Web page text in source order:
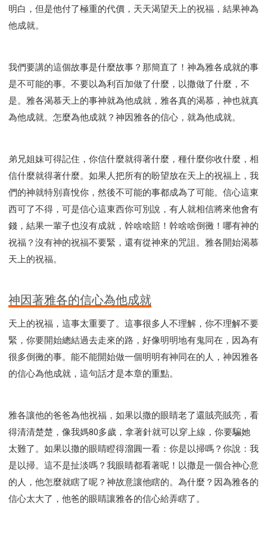
明白，但是他付了極重的代價，天天渴望天上的祝福，結果神為
他成就。
我們要講的這個故事是什麼故事？那簡直了！神為雅各成就的事
是不可能的事。不要以為利百加做了什麼，以撒做了什麼，不
是。雅各渴慕天上的事神就為他成就，雅各真的渴慕，神也就真
為他成就。怎麼為他成就？神因雅各的信心，就為他成就。
弟兄姐妹可得記住，你信什麼就得著什麼，種什麼你收什麼，相
信什麼就得著什麼。如果人把所有的盼望放在天上的祝福上，我
們的神就特別喜悅你，然後不可能的事都成為了可能。信心這東
西可了不得，可是信心這東西你可別說，有人就相信將來他會有
錢，結果一輩子也沒有成就，幹啥啥賠！幹啥啥倒黴！哪有神的
祝福？沒有神的祝福不要緊，還有從神來的咒詛。雅各開始渴慕
天上的祝福。
神因著雅各的信心為他成就
天上的祝福，這事太重要了。這事很多人不理解，你不理解不要
緊，你要開始總結過去走來的路，好像明明地有鬼同在，因為有
很多倒黴的事。能不能開始做一個明明有神同在的人，神因雅各
的信心為他成就，這句話才是本章的重點。
雅各讓他的爸爸為他祝福，如果以撒的眼睛老了還賊亮賊亮，看
得清清楚楚，像我媽80多歲，拿著針就可以穿上線，你要騙她
太難了。如果以撒的眼睛瞪得溜圓一看：你是以掃嗎？你說：我
是以掃。這不是扯淡嗎？我眼睛都看著呢！以撒是一個合神心意
的人，他怎麼就瞎了呢？神故意讓他瞎的。為什麼？因為雅各的
信心太大了，他爸的眼睛讓雅各的信心給弄瞎了。